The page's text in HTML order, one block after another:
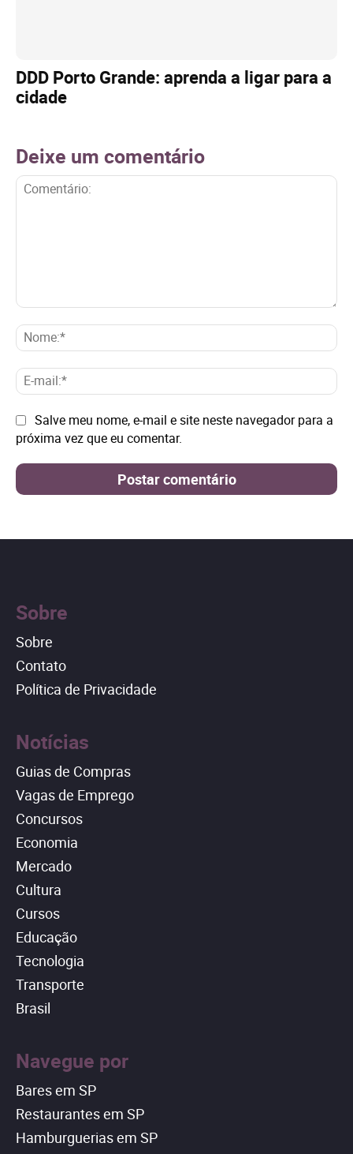
DDD Porto Grande: aprenda a ligar para a
cidade
Deixe um comentário
E-
Site: Salve meu nome, e-mail e site neste navegador para a
próxima vez que eu comentar.
Sobre
Sobre
Contato
Política de Privacidade
Notícias
Guias de Compras
Vagas de Emprego
Concursos
Economia
Mercado
Cultura
Cursos
Educação
Tecnologia
Transporte
Brasil
Navegue por
Bares em SP
Restaurantes em SP
Hamburguerias em SP